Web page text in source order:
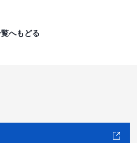
へもどる